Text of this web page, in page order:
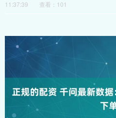
11:37:39
查看：101